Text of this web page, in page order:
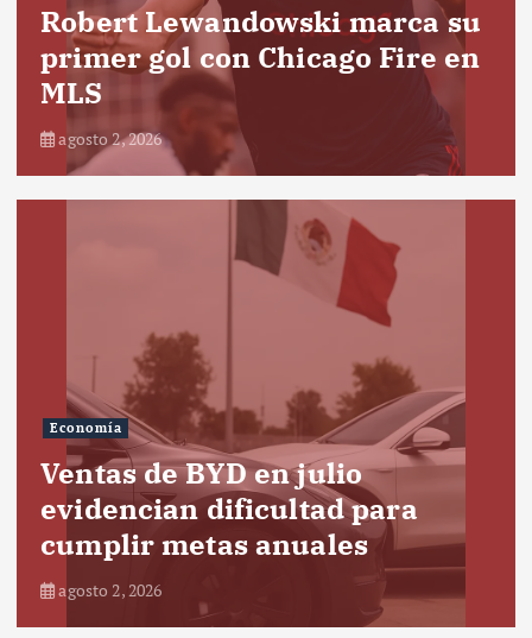
Robert Lewandowski marca su
primer gol con Chicago Fire en
MLS
agosto 2, 2026
Economía
Ventas de BYD en julio
evidencian dificultad para
cumplir metas anuales
agosto 2, 2026